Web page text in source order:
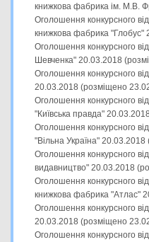
книжкова фабрика ім. М.В.
Оголошення конкурсного
книжкова фабрика
Оголошення конкурсного
Шевченка" 20.03.2018
Оголошення конкурсного
20.03.2018 (розміщено
Оголошення конкурсного
"Київська правда"
Оголошення конкурсного
"Вільна Україна"
Оголошення конкурсного
видавництво" 20.03.2018
Оголошення конкурсного
книжкова фабрика "Атлас"
Оголошення конкурсного
20.03.2018 (розміщено
Оголошення конкурсного